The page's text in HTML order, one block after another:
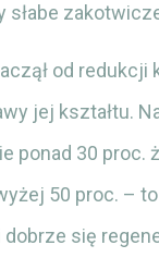
słabe
od redukcji
jej kształtu.
ponad 30 proc.
50 proc. –
się